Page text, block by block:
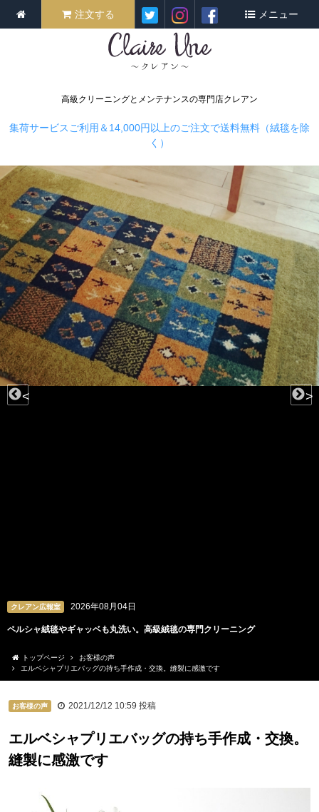
高級クリーニングとメンテナンスの専門店クレアン
注文する メニュー
集荷サービスご利用＆14,000円以上のご注文で送料無料（絨毯を除
く）
クレアン広報室 2026年08月04日
ペルシャ絨毯やギャッベも丸洗い。高級絨毯の専門クリーニング
< >
トップページ
お客様の声
エルベシャプリエバッグの持ち手作成・交換。縫製に感激です
お客様の声 2021/12/12 10:59 投稿
エルベシャプリエバッグの持ち手作成・交換。
縫製に感激です